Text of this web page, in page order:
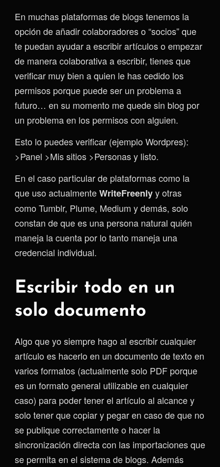
En muchas plataformas de blogs tenemos la
opción de añadir colaboradores o “socios” que
te puedan ayudar a escribir artículos o empezar
de manera colaborativa a escribir, tienes que
verificar muy bien a quien le has cedido los
permisos porque puede ser un problema a
futuro… en su momento me quede sin blog por
un problema en los permisos con alguien.
Esto lo puedes verificar (ejemplo Wordpres):
>Panel >Mis sitios >Personas y listo.
En el caso particular de plataformas como la
que uso actualmenteWriteFreenlyy otras
como Tumblr, Plume, Medium y demás, solo
constan de que es una persona natural quién
maneja la cuenta por lo tanto maneja una
credencial individual.
Escribir todo en un
solo documento
Algo que yo siempre hago al escribir cualquier
artículo es hacerlo en un documento de texto en
varios formatos (actualmente solo PDF porque
es un formato general utilizable en cualquier
caso) para poder tener el artículo al alcance y
solo tener que copiar y pegar en caso de que no
se publique correctamente o hacer la
sincronización directa con las importaciones que
se permita en el sistema de blogs. Además